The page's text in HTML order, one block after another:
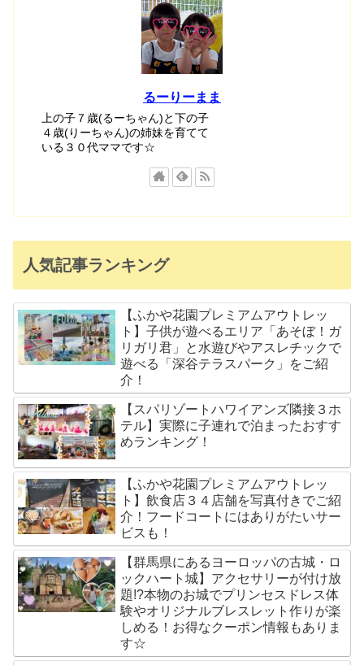
るーりーまま
上の子７歳(るーちゃん)と下の子
４歳(りーちゃん)の姉妹を育てて
いる３０代ママです☆
人気記事ランキング
【ふかや花園プレミアムアウトレッ
ト】子供が遊べるエリア「あそぼ！ガ
リガリ君」と水遊びやアスレチックで
遊べる「深谷テラスパーク」をご紹
介！
【スパリゾートハワイアンズ隣接３ホ
テル】実際に子連れで泊まったおすす
めランキング！
【ふかや花園プレミアムアウトレッ
ト】飲食店３４店舗を写真付きでご紹
介！フードコートにはありがたいサー
ビスも！
【群馬県にあるヨーロッパの古城・ロ
ックハート城】アクセサリーが付け放
題!?本物のお城でプリンセスドレス体
験やオリジナルブレスレット作りが楽
しめる！お得なクーポン情報もありま
す☆